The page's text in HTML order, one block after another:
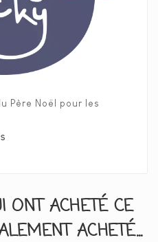
Père Noël pour les
ONT ACHETÉ CE
ACHETÉ...